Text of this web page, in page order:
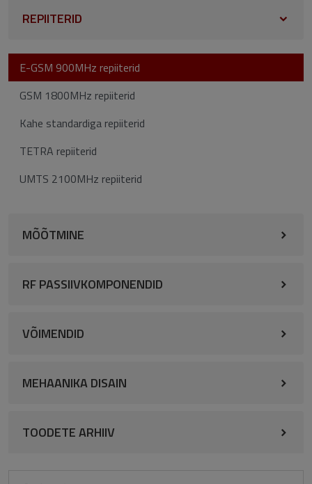
REPIITERID
E-GSM 900MHz repiiterid
GSM 1800MHz repiiterid
Kahe standardiga repiiterid
TETRA repiiterid
UMTS 2100MHz repiiterid
MÕÕTMINE
RF PASSIIVKOMPONENDID
VÕIMENDID
MEHAANIKA DISAIN
TOODETE ARHIIV